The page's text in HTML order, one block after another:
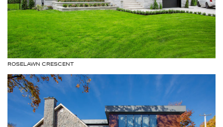
ROSELAWN CRESCENT